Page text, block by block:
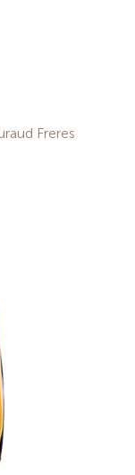
Freres